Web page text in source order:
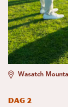
Wasatch
Dag 2